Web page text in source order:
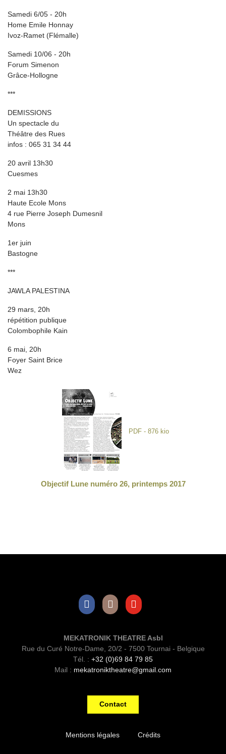
Samedi 6/05 - 20h
Home Emile Honnay
Ivoz-Ramet (Flémalle)
Samedi 10/06 - 20h
Forum Simenon
Grâce-Hollogne
***
DEMISSIONS
Un spectacle du
Théâtre des Rues
infos : 065 31 34 44
20 avril 13h30
Cuesmes
2 mai 13h30
Haute Ecole Mons
4 rue Pierre Joseph Dumesnil
Mons
1er juin
Bastogne
***
JAWLA PALESTINA
29 mars, 20h
répétition publique
Colombophile Kain
6 mai, 20h
Foyer Saint Brice
Wez
PDF - 876 kio
Objectif Lune numéro 26, printemps 2017
MEKATRONIK THEATRE Asbl
Rue du Curé Notre-Dame, 20/2 - 7500 Tournai - Belgique
Tél. : +32 (0)69 84 79 85
Mail : mekatroniktheatre@gmail.com
Contact
Mentions légales Crédits